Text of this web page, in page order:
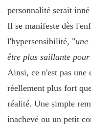
personnalité serait
Il se manifeste dès
l'hypersensibilité, "une
être plus saillante pour
Ainsi, ce n'est pas une
réellement plus fort
réalité. Une simple
inachevé ou un petit